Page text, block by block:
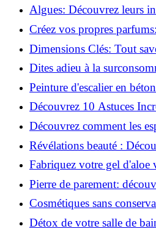
revitaliser les peaux
Algues: Découvrez leurs
la santé et la beauté!
Créez vos propres
de la fabrication artisanale!
Dimensions Clés: Tout
salle de bains!
Dites adieu à la
vie plus simple!
Peinture d'escalier en
tutoriel facile et rapide!
Découvrez 10 Astuces
Naturelle avec le
Découvrez comment les
incitent à être plus actifs :
Révélations beauté :
insoupçonnés du
Fabriquez votre gel d'aloe
simple et rapide à la maison!
Pierre de parement:
infaillibles pour un
Cosmétiques sans
possible?
Détox de votre salle de